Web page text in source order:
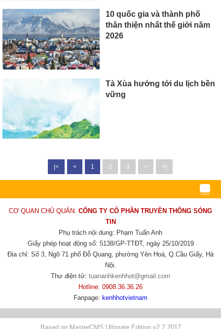
10 quốc gia và thành phố
thân thiện nhất thế giới năm
2026
Tà Xùa hướng tới du lịch bền
vững
|< < 1 2 3 > >|
CƠ QUAN CHỦ QUẢN: CÔNG TY CỔ PHẦN TRUYỀN THÔNG SÓNG
TIN
Phụ trách nội dung: Phạm Tuấn Anh
Giấy phép hoạt động số: 5138/GP-TTĐT, ngày 25/10/2019
Địa chỉ: Số 3, Ngõ 71 phố Đỗ Quang, phường Yên Hoà, Q.Cầu Giấy, Hà
Nội.
Thư điện tử: tuananhkenhhot@gmail.com
Hotline: 0908.36.36.26
Fanpage: kenhhotvietnam
Based on MasterCMS Ultimate Edition v2.7 2017